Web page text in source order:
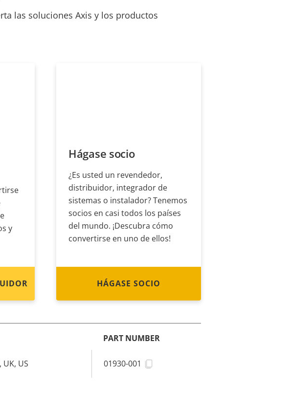
las soluciones Axis y los productos
y
Hágase socio
¿Es usted un revendedor,
distribuidor, integrador de
sistemas o instalador? Tenemos
socios en casi todos los países
del mundo. ¡Descubra cómo
convertirse en uno de ellos!
HÁGASE SOCIO
PART NUMBER
UK, US 01930-001